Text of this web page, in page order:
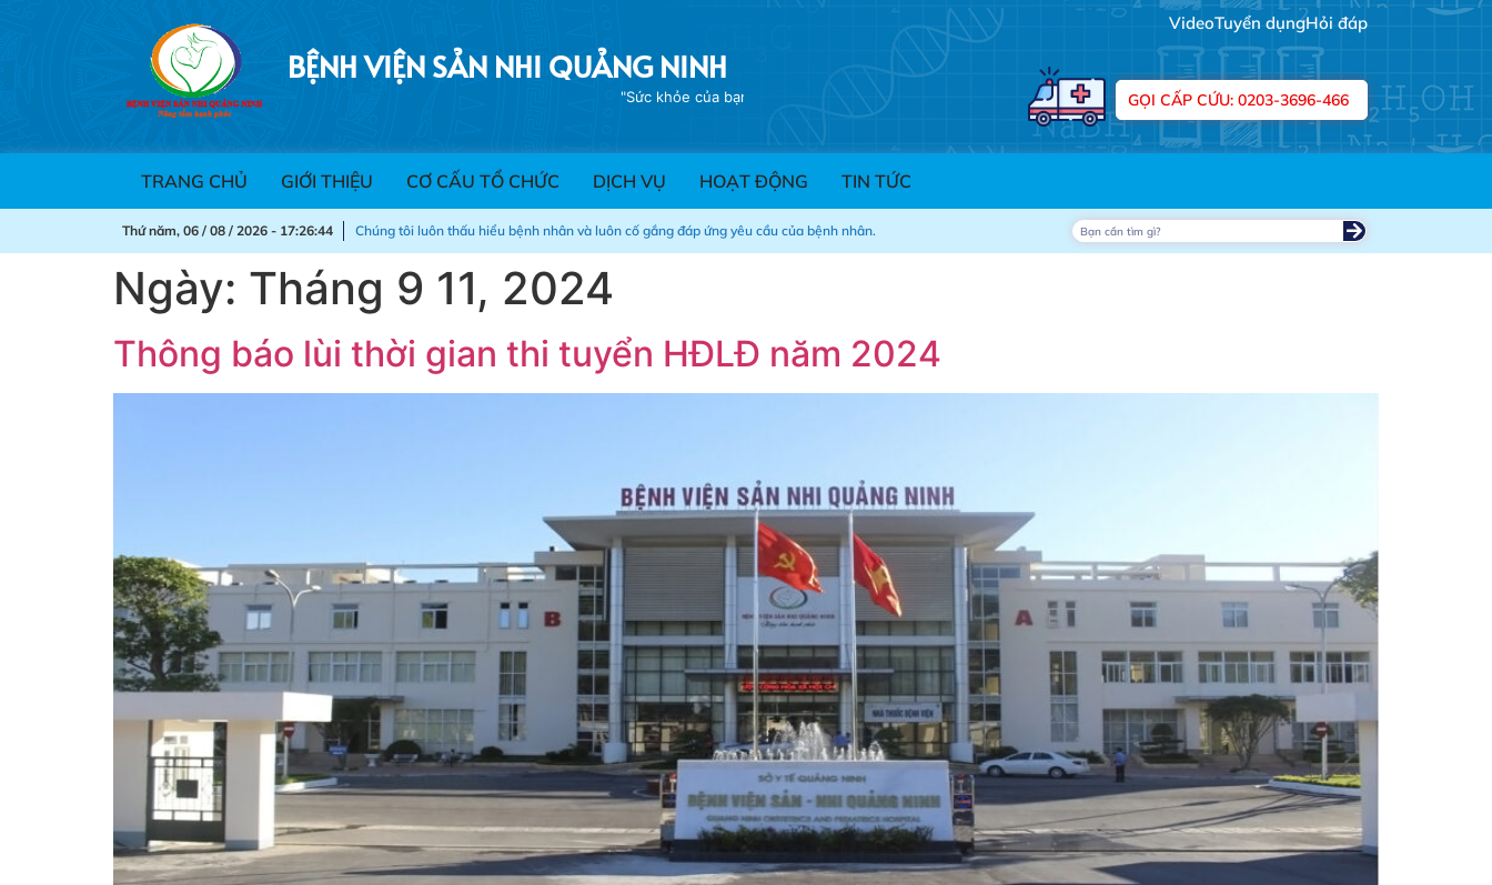
BỆNH VIỆN SẢN NHI QUẢNG NINH
"Sức khỏe của bạn- Trách nhiệm của chúng tôi !""
VideoTuyển dụngHỏi đáp
GỌI CẤP CỨU: 0203-3696-466
TRANG CHỦ GIỚI THIỆU CƠ CẤU TỔ CHỨC DỊCH VỤ HOẠT ĐỘNG TIN TỨC
Thứ năm, 06 / 08 / 2026 - 17:26:45 Chúng tôi luôn thấu hiểu bệnh nhân và luôn cố gắng đáp ứng yêu cầu của bệnh nhân.
Ngày: Tháng 9 11, 2024
Thông báo lùi thời gian thi tuyển HĐLĐ năm 2024